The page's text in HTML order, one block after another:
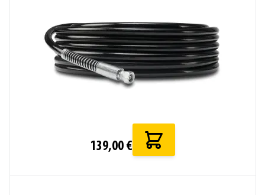
139,00 €